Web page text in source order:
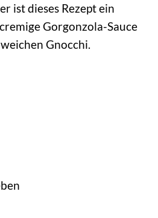
ist dieses Rezept ein
Gorgonzola-Sauce
Gnocchi.